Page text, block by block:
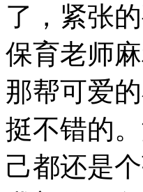
了，紧张
保育老师
那帮可爱
挺不错的
己都还是